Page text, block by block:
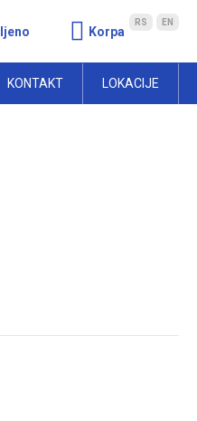
Korpa
RS EN
KONTAKT LOKACIJE